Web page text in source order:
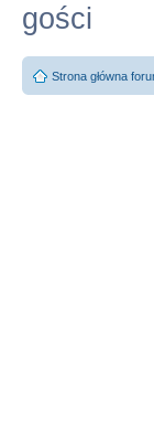
gości
Strona główna